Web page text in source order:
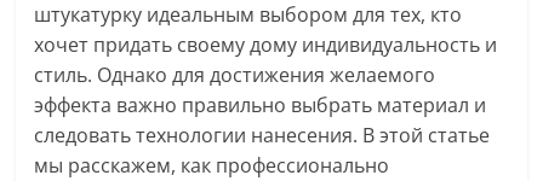
штукатурку идеальным выбором для тех, кто
хочет придать своему дому индивидуальность и
стиль. Однако для достижения желаемого
эффекта важно правильно выбрать материал и
следовать технологии нанесения. В этой статье
мы расскажем, как профессионально